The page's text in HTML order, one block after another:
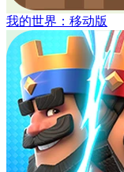
我的世界：移动版